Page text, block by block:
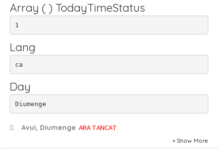
Array ( ) TodayTimeStatus
1
Lang
ca
Day
Diumenge
Avui, Diumenge ARA TANCAT
Show More